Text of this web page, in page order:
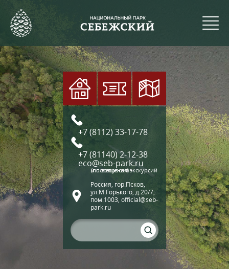
+7 (8112) 33-17-78
+7 (81140) 2-12-38
eco@seb-park.ru
(по вопросам экскурсий и посещения)
Россия, гор.Псков,
ул.М.Горького, д.20/7,
пом.1003, official@seb-
park.ru